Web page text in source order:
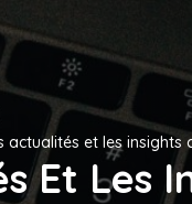
actualités et les insights
Et Les